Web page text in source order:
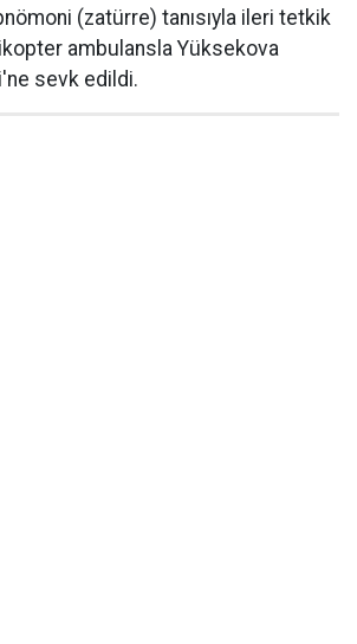
(zatürre) tanısıyla ileri tetkik
ambulansla Yüksekova
sevk edildi.